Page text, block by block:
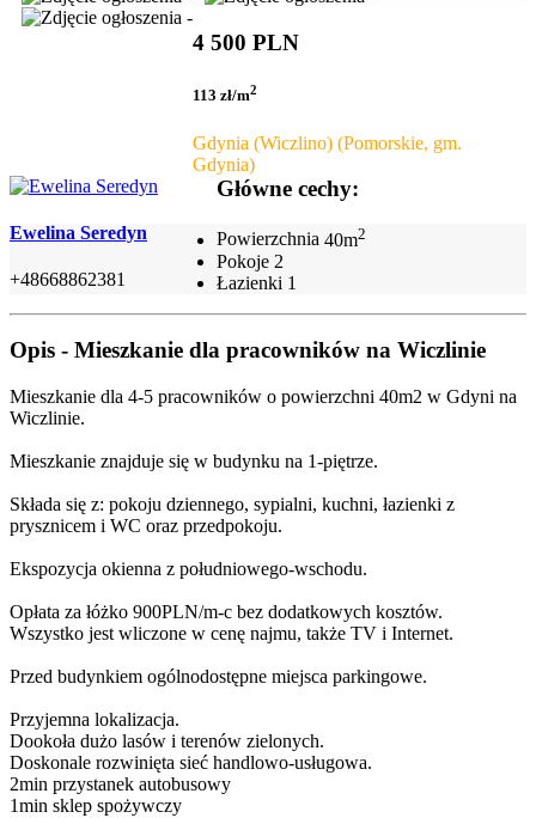
4 500 PLN
113 zł/m2
Gdynia (Wiczlino) (Pomorskie, gm.
Gdynia)
Ewelina Seredyn
+48668862381
Główne cechy:
Powierzchnia 40m2
Pokoje 2
Łazienki 1
Opis - Mieszkanie dla pracowników na Wiczlinie
Mieszkanie dla 4-5 pracowników o powierzchni 40m2 w Gdyni na
Wiczlinie.
Mieszkanie znajduje się w budynku na 1-piętrze.
Składa się z: pokoju dziennego, sypialni, kuchni, łazienki z
prysznicem i WC oraz przedpokoju.
Ekspozycja okienna z południowego-wschodu.
Opłata za łóżko 900PLN/m-c bez dodatkowych kosztów.
Wszystko jest wliczone w cenę najmu, także TV i Internet.
Przed budynkiem ogólnodostępne miejsca parkingowe.
Przyjemna lokalizacja.
Dookoła dużo lasów i terenów zielonych.
Doskonale rozwinięta sieć handlowo-usługowa.
2min przystanek autobusowy
1min sklep spożywczy